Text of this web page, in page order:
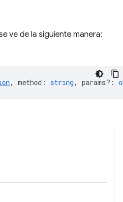
ve de la siguiente manera:
, method : string, params? :